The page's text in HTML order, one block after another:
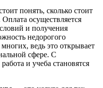
понять, сколько стоит
осуществляется
и получения
недорогого
ведь это открывает
сфере. С
и учеба становятся